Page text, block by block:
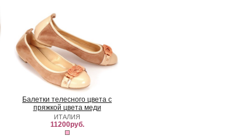
Балетки телесного цвета с
пряжкой цвета меди
ИТАЛИЯ
11200руб.